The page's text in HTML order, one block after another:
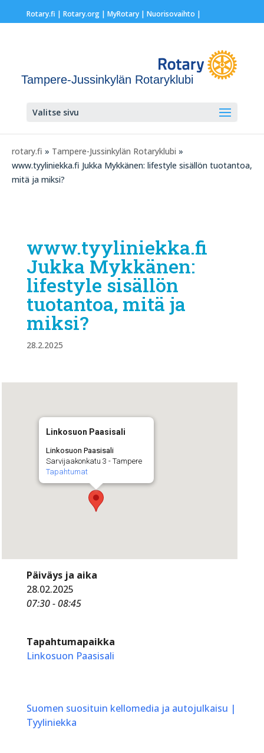
Rotary.fi | Rotary.org| MyRotary | Nuorisovaihto |
Tampere-Jussinkylän Rotaryklubi
Valitse sivu
rotary.fi » Tampere-Jussinkylän Rotaryklubi »
www.tyyliniekka.fi Jukka Mykkänen: lifestyle sisällön tuotantoa,
mitä ja miksi?
www.tyyliniekka.fi
Jukka Mykkänen:
lifestyle sisällön
tuotantoa, mitä ja
miksi?
28.2.2025
Linkosuon Paasisali
Linkosuon Paasisali
Sarvijaakonkatu 3 - Tampere
Tapahtumat
Päiväys ja aika
28.02.2025
07:30 - 08:45
Tapahtumapaikka
Linkosuon Paasisali
Suomen suosituin kellomedia ja autojulkaisu |
Tyyliniekka